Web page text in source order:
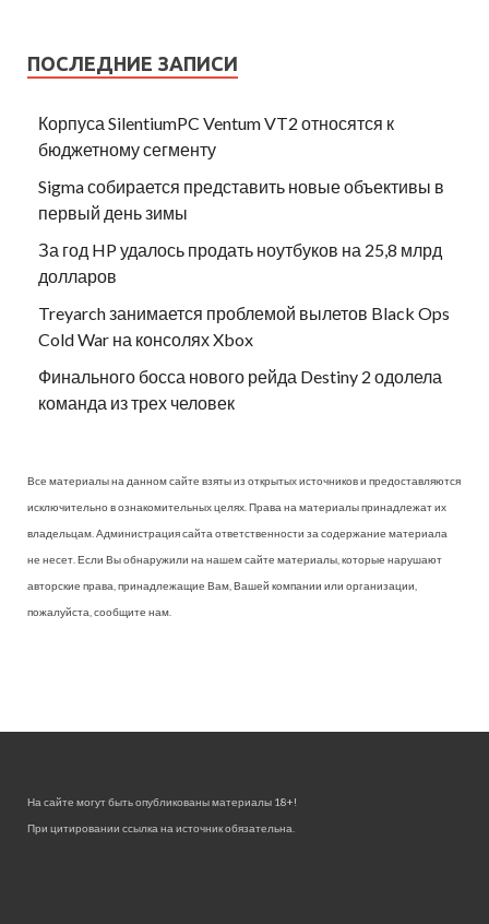
ПОСЛЕДНИЕ ЗАПИСИ
Корпуса SilentiumPC Ventum VT2 относятся к
бюджетному сегменту
Sigma собирается представить новые объективы в
первый день зимы
За год HP удалось продать ноутбуков на 25,8 млрд
долларов
Treyarch занимается проблемой вылетов Black Ops
Cold War на консолях Xbox
Финального босса нового рейда Destiny 2 одолела
команда из трех человек
Все материалы на данном сайте взяты из открытых источников и предоставляются
исключительно в ознакомительных целях. Права на материалы принадлежат их
владельцам. Администрация сайта ответственности за содержание материала
не несет. Если Вы обнаружили на нашем сайте материалы, которые нарушают
авторские права, принадлежащие Вам, Вашей компании или организации,
пожалуйста, сообщите нам.
На сайте могут быть опубликованы материалы 18+!
При цитировании ссылка на источник обязательна.